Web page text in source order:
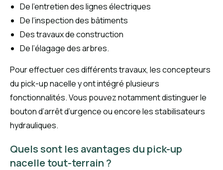
De l’entretien des lignes électriques
De l’inspection des bâtiments
Des travaux de construction
De l’élagage des arbres.
Pour effectuer ces différents travaux, les concepteurs
du pick-up nacelle y ont intégré plusieurs
fonctionnalités. Vous pouvez notamment distinguer le
bouton d’arrêt d’urgence ou encore les stabilisateurs
hydrauliques.
Quels sont les avantages du pick-up
nacelle tout-terrain ?